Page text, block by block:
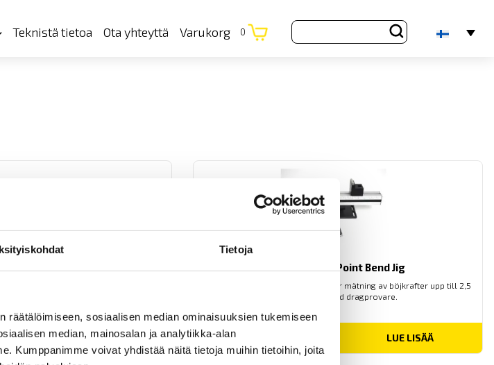
Tietoja
räätälöimiseen, sosiaalisen median ominaisuuksien tukemiseen
median, mainosalan ja analytiikka-alan
Kumppanimme voivat yhdistää näitä tietoja muihin tietoihin, joita
Teknistä tietoa Ota yhteyttä Varukorg 0
LUE LISÄÄ
Mecmesin 3-Point Bend Jig
3-point Bend Jig från Mecmesin för mätning av böjkrafter upp till 2,5
kN, används med dragprovare.
LUE LISÄÄ